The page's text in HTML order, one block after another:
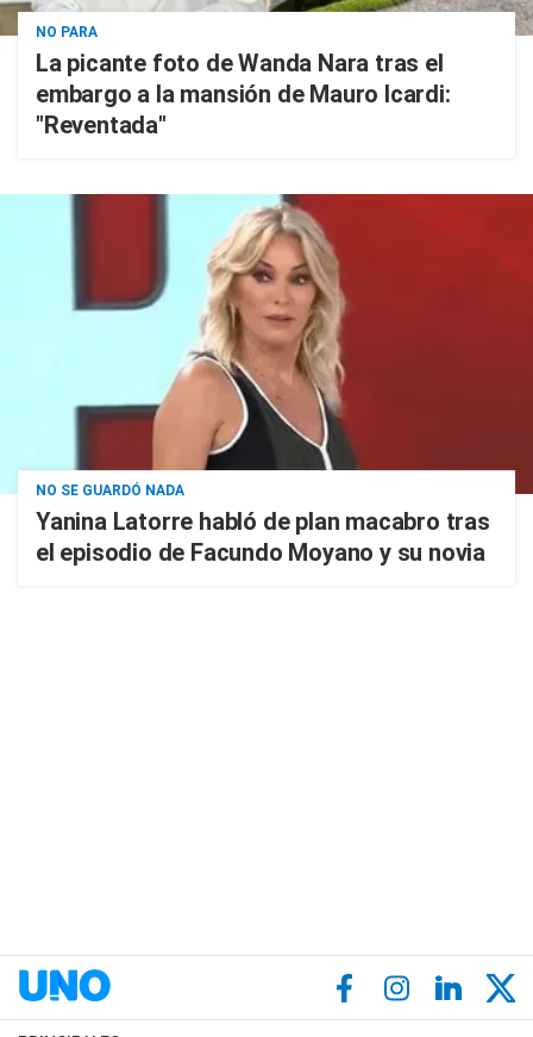
NO PARA
La picante foto de Wanda Nara tras el
embargo a la mansión de Mauro Icardi:
"Reventada"
NO SE GUARDÓ NADA
Yanina Latorre habló de plan macabro tras
el episodio de Facundo Moyano y su novia